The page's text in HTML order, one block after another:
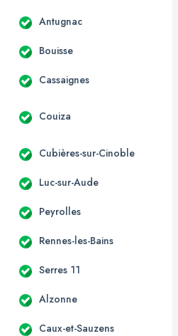
Antugnac
Bouisse
Cassaignes
Couiza
Cubières-sur-Cinoble
Luc-sur-Aude
Peyrolles
Rennes-les-Bains
Serres 11
Alzonne
Caux-et-Sauzens